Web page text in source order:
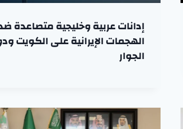
إدانات عربية وخليجية متصاعدة
الهجمات الإيرانية على الكويت
الجوار